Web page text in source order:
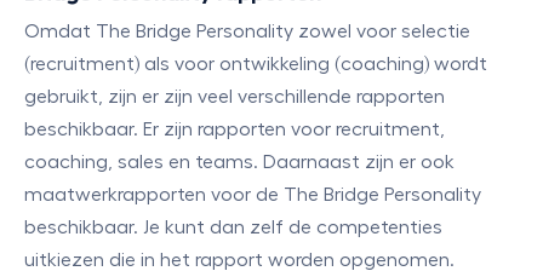
Omdat The Bridge Personality zowel voor selectie
(recruitment) als voor ontwikkeling (coaching) wordt
gebruikt, zijn er zijn veel verschillende rapporten
beschikbaar. Er zijn rapporten voor recruitment,
coaching, sales en teams. Daarnaast zijn er ook
maatwerkrapporten voor de The Bridge Personality
beschikbaar. Je kunt dan zelf de competenties
uitkiezen die in het rapport worden opgenomen.